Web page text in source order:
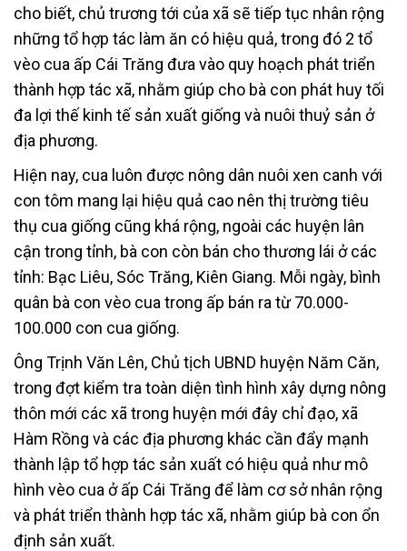
cho biết, chủ trương tới của xã sẽ tiếp tục nhân rộng
những tổ hợp tác làm ăn có hiệu quả, trong đó 2 tổ
vèo cua ấp Cái Trăng đưa vào quy hoạch phát triển
thành hợp tác xã, nhằm giúp cho bà con phát huy tối
đa lợi thế kinh tế sản xuất giống và nuôi thuỷ sản ở
địa phương.
Hiện nay, cua luôn được nông dân nuôi xen canh với
con tôm mang lại hiệu quả cao nên thị trường tiêu
thụ cua giống cũng khá rộng, ngoài các huyện lân
cận trong tỉnh, bà con còn bán cho thương lái ở các
tỉnh: Bạc Liêu, Sóc Trăng, Kiên Giang. Mỗi ngày, bình
quân bà con vèo cua trong ấp bán ra từ 70.000-
100.000 con cua giống.
Ông Trịnh Văn Lên, Chủ tịch UBND huyện Năm Căn,
trong đợt kiểm tra toàn diện tình hình xây dựng nông
thôn mới các xã trong huyện mới đây chỉ đạo, xã
Hàm Rồng và các địa phương khác cần đẩy mạnh
thành lập tổ hợp tác sản xuất có hiệu quả như mô
hình vèo cua ở ấp Cái Trăng để làm cơ sở nhân rộng
và phát triển thành hợp tác xã, nhằm giúp bà con ổn
định sản xuất.